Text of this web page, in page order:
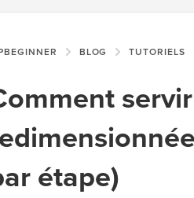
BLOG TUTORIELS
étape)